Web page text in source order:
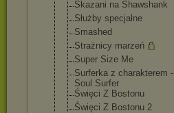
Skazani na Shawshank
Służby specjalne
Smashed
Strażnicy marzeń
Super Size Me
Surferka z charakterem -
Soul Surfer
Święci Z Bostonu
Święci Z Bostonu 2